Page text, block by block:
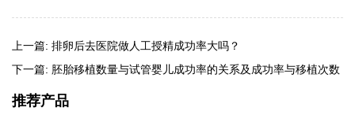
上一篇: 排卵后去医院做人工授精成功率大吗？
下一篇: 胚胎移植数量与试管婴儿成功率的关系及成功率与移植次数
的分析
推荐产品